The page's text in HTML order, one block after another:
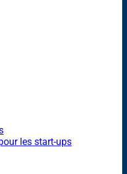
les start-ups